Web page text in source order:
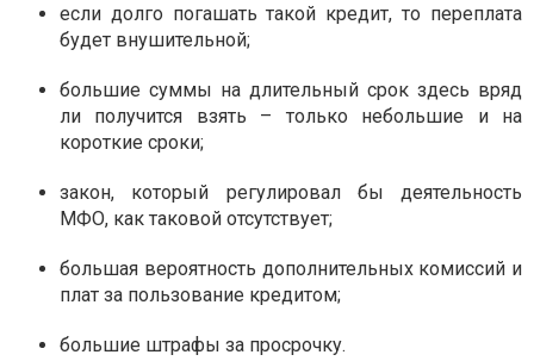
если долго погашать такой кредит, то переплата
будет внушительной;
большие суммы на длительный срок здесь вряд
ли получится взять – только небольшие и на
короткие сроки;
закон, который регулировал бы деятельность
МФО, как таковой отсутствует;
большая вероятность дополнительных комиссий и
плат за пользование кредитом;
большие штрафы за просрочку.